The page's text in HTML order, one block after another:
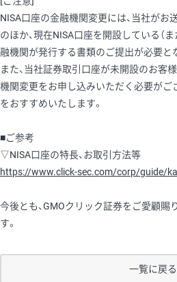
NISA口座の金融機関変更には、当社が
のほか、現在NISA口座を開設している（
融機関が発行する書類のご提出が必要と
また、当社証券取引口座が未開設のお客
機関変更をお申し込みいただく必要がご
をおすすめいたします。
■ご参考
▽NISA口座の特長、お取引方法等
https://www.click-sec.com/corp/guide/
今後とも、GMOクリック証券をご愛顧賜
す。
一覧に戻る